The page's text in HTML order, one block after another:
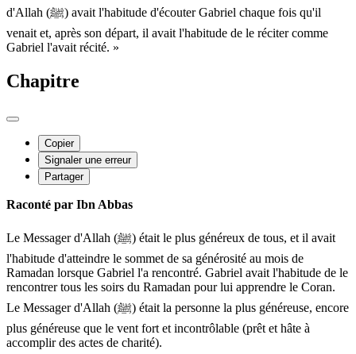
d'Allah (ﷺ) avait l'habitude d'écouter Gabriel chaque fois qu'il
venait et, après son départ, il avait l'habitude de le réciter comme
Gabriel l'avait récité. »
Chapitre
Copier
Signaler une erreur
Partager
Raconté par Ibn Abbas
Le Messager d'Allah (ﷺ) était le plus généreux de tous, et il avait
l'habitude d'atteindre le sommet de sa générosité au mois de
Ramadan lorsque Gabriel l'a rencontré. Gabriel avait l'habitude de le
rencontrer tous les soirs du Ramadan pour lui apprendre le Coran.
Le Messager d'Allah (ﷺ) était la personne la plus généreuse, encore
plus généreuse que le vent fort et incontrôlable (prêt et hâte à
accomplir des actes de charité).